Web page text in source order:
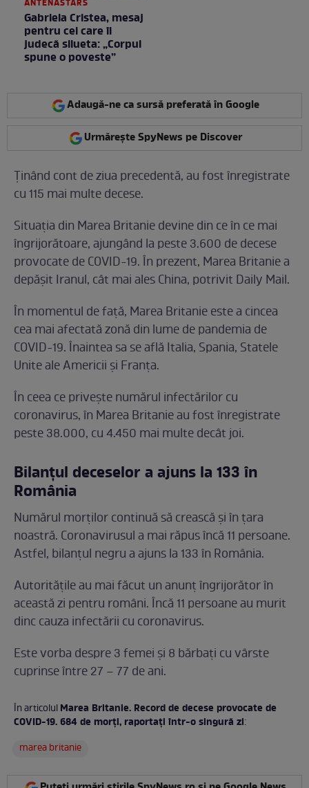
ANTENASTARS
Gabriela Cristea, mesaj
pentru cei care îi
judecă silueta: „Corpul
spune o poveste”
Adaugă-ne ca sursă preferată în Google
Urmărește SpyNews pe Discover
Ținând cont de ziua precedentă, au fost înregistrate
cu 115 mai multe decese.
Situația din Marea Britanie devine din ce în ce mai
îngrijorătoare, ajungând la peste 3.600 de decese
provocate de COVID-19. În prezent, Marea Britanie a
depășit Iranul, cât mai ales China, potrivit Daily Mail.
În momentul de față, Marea Britanie este a cincea
cea mai afectată zonă din lume de pandemia de
COVID-19. Înaintea sa se află Italia, Spania, Statele
Unite ale Americii și Franța.
În ceea ce privește numărul infectărilor cu
coronavirus, în Marea Britanie au fost înregistrate
peste 38.000, cu 4.450 mai multe decât joi.
Bilanțul deceselor a ajuns la 133 în
România
Numărul morților continuă să crească și în țara
noastră. Coronavirusul a mai răpus încă 11 persoane.
Astfel, bilanțul negru a ajuns la 133 în România.
Autoritățile au mai făcut un anunț îngrijorător în
această zi pentru români. Încă 11 persoane au murit
dinc cauza infectării cu coronavirus.
Este vorba despre 3 femei și 8 bărbați cu vârste
cuprinse între 27 – 77 de ani.
În articolulMarea Britanie. Record de decese provocate de
COVID-19. 684 de morți, raportați într-o singură zi:
marea britanie